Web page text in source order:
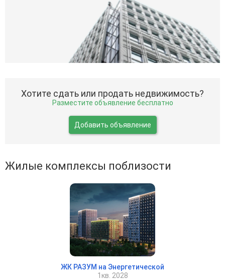
Хотите сдать или продать недвижимость?
Разместите объявление бесплатно
Добавить объявление
Жилые комплексы поблизости
ЖК РАЗУМ на Энергетической
1кв. 2028